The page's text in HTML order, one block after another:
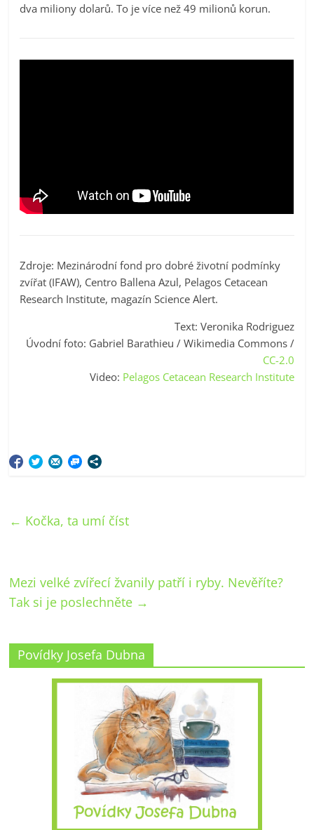
dva miliony dolarů. To je více než 49 milionů korun.
Zdroje: Mezinárodní fond pro dobré životní podmínky
zvířat (IFAW), Centro Ballena Azul, Pelagos Cetacean
Research Institute, magazín Science Alert.
Text: Veronika Rodriguez
Úvodní foto: Gabriel Barathieu / Wikimedia Commons /
CC-2.0
Video: Pelagos Cetacean Research Institute
← Kočka, ta umí číst
Mezi velké zvířecí žvanily patří i ryby. Nevěříte?
Tak si je poslechněte →
Povídky Josefa Dubna